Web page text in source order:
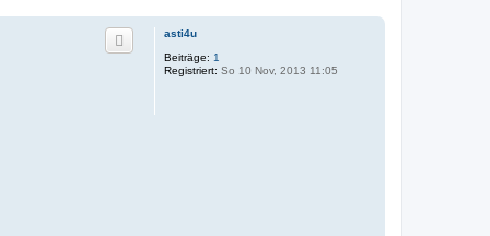
asti4u
Beiträge: 1
Registriert: So 10 Nov, 2013 11:05